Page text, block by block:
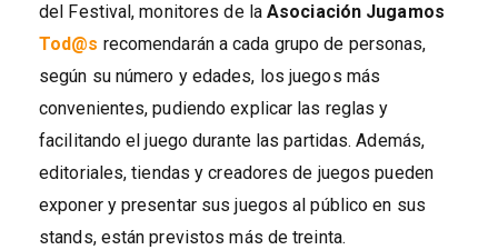
del Festival, monitores de laAsociación Jugamos
Tod@s recomendarán a cada grupo de personas,
según su número y edades, los juegos más
convenientes, pudiendo explicar las reglas y
facilitando el juego durante las partidas. Además,
editoriales, tiendas y creadores de juegos pueden
exponer y presentar sus juegos al público en sus
stands, están previstos más de treinta.